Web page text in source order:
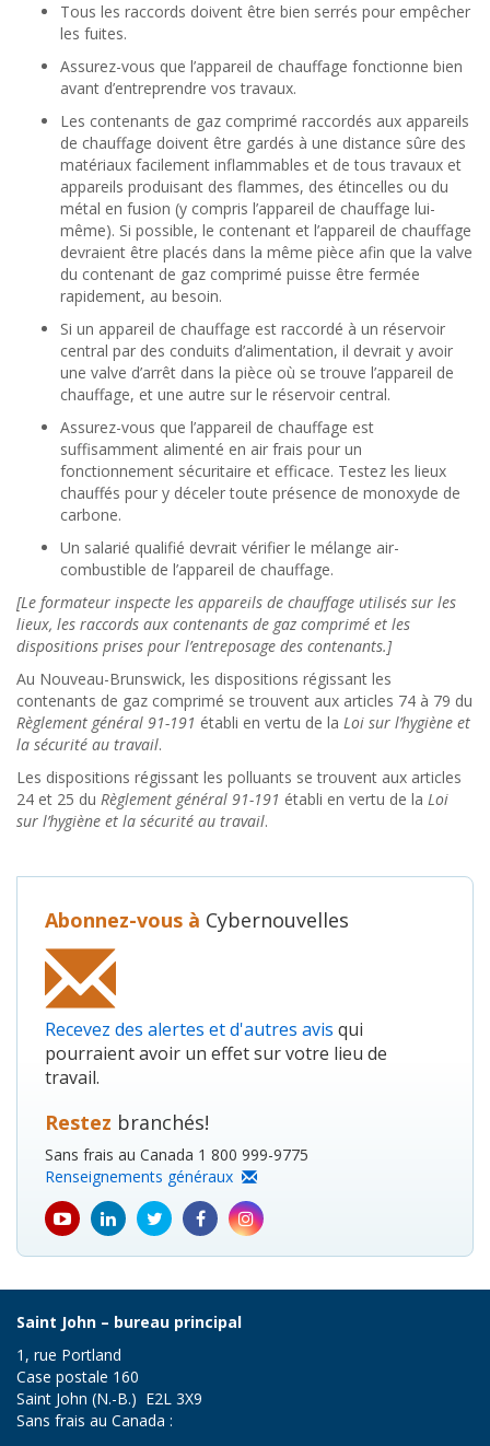
Tous les raccords doivent être bien serrés pour empêcher
les fuites.
Assurez-vous que l’appareil de chauffage fonctionne bien
avant d’entreprendre vos travaux.
Les contenants de gaz comprimé raccordés aux appareils
de chauffage doivent être gardés à une distance sûre des
matériaux facilement inflammables et de tous travaux et
appareils produisant des flammes, des étincelles ou du
métal en fusion (y compris l’appareil de chauffage lui-
même). Si possible, le contenant et l’appareil de chauffage
devraient être placés dans la même pièce afin que la valve
du contenant de gaz comprimé puisse être fermée
rapidement, au besoin.
Si un appareil de chauffage est raccordé à un réservoir
central par des conduits d’alimentation, il devrait y avoir
une valve d’arrêt dans la pièce où se trouve l’appareil de
chauffage, et une autre sur le réservoir central.
Assurez-vous que l’appareil de chauffage est
suffisamment alimenté en air frais pour un
fonctionnement sécuritaire et efficace. Testez les lieux
chauffés pour y déceler toute présence de monoxyde de
carbone.
Un salarié qualifié devrait vérifier le mélange air-
combustible de l’appareil de chauffage.
[Le formateur inspecte les appareils de chauffage utilisés sur les
lieux, les raccords aux contenants de gaz comprimé et les
dispositions prises pour l’entreposage des contenants.]
Au Nouveau-Brunswick, les dispositions régissant les
contenants de gaz comprimé se trouvent aux articles 74 à 79 du
Règlement général 91-191 établi en vertu de la Loi sur l’hygiène et
la sécurité au travail.
Les dispositions régissant les polluants se trouvent aux articles
24 et 25 du Règlement général 91-191 établi en vertu de la Loi
sur l’hygiène et la sécurité au travail.
Abonnez-vous à Cybernouvelles
Recevez des alertes et d'autres avis qui
pourraient avoir un effet sur votre lieu de
travail.
Restez branchés!
Sans frais au Canada 1 800 999-9775
Renseignements généraux
youtube
icon
Linkedin
icon
Twitter
icon
Facebook
icon
Instagram
icon
Saint John – bureau principal
1, rue Portland
Case postale 160
Saint John (N.-B.) E2L 3X9
Sans frais au Canada :